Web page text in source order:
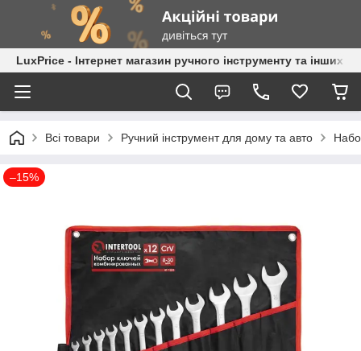
LuxPrice - Інтернет магазин ручного інструменту та інших
Всі товари Ручний інструмент для дому та авто
–15%